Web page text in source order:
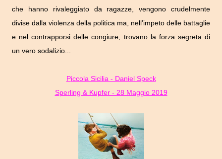
che hanno rivaleggiato da ragazze, vengono crudelmente
divise dalla violenza della politica ma, nell’impeto delle battaglie
e nel contrapporsi delle congiure, trovano la forza segreta di
un vero sodalizio...
Piccola Sicilia - Daniel Speck
Sperling & Kupfer - 28 Maggio 2019